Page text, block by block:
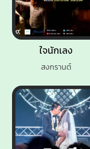
ใจนักเลง
สงกรานต์